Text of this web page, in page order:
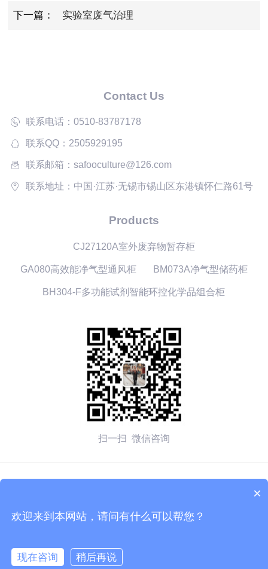
下一篇： 实验室废气治理
Contact Us
联系电话：0510-83787178
联系QQ：2505929195
联系邮箱：safooculture@126.com
联系地址：中国·江苏·无锡市锡山区东港镇怀仁路61号
Products
CJ27120A室外废弃物暂存柜
GA080高效能净气型通风柜 BM073A净气型储药柜
BH304-F多功能试剂智能环控化学品组合柜
扫一扫 微信咨询
技术支持：化工仪器网管理登陆 sitemap.xml
苏公网安备 32020502002137号
×
欢迎来到本网站，请问有什么可以帮您？
现在咨询 稍后再说